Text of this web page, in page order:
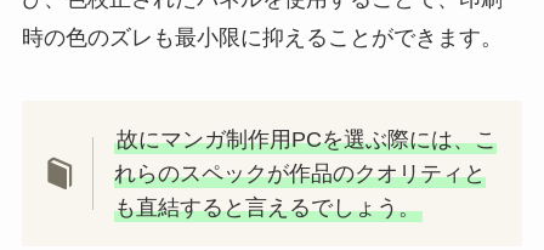
時の色のズレも最小限に抑えることができます。
故にマンガ制作用PCを選ぶ際には、こ
れらのスペックが作品のクオリティと
も直結すると言えるでしょう。